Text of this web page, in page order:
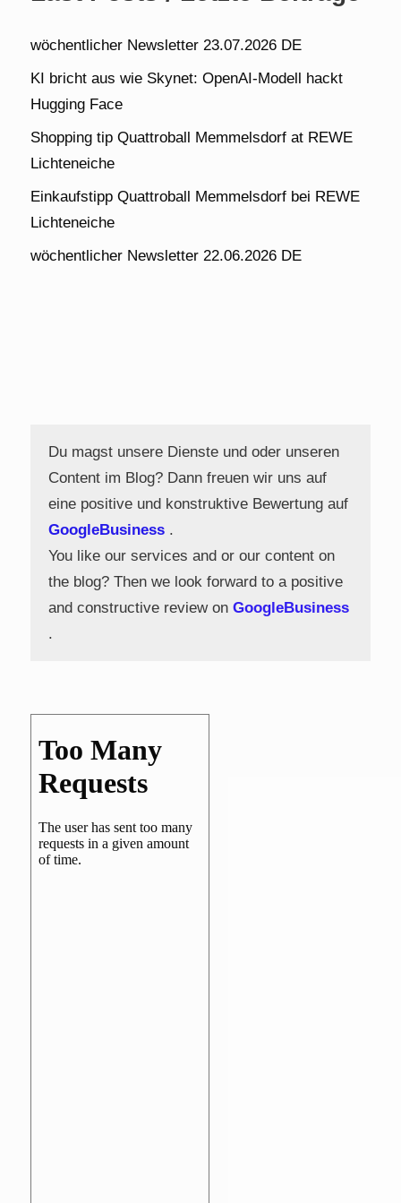
wöchentlicher Newsletter 23.07.2026 DE
KI bricht aus wie Skynet: OpenAI-Modell hackt
Hugging Face
Shopping tip Quattroball Memmelsdorf at REWE
Lichteneiche
Einkaufstipp Quattroball Memmelsdorf bei REWE
Lichteneiche
wöchentlicher Newsletter 22.06.2026 DE
Du magst unsere Dienste und oder unseren
Content im Blog? Dann freuen wir uns auf
eine positive und konstruktive Bewertung auf
GoogleBusiness .
You like our services and or our content on
the blog? Then we look forward to a positive
and constructive review on GoogleBusiness
.